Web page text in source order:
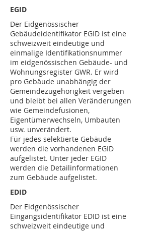
EGID
Der Eidgenössischer
Gebäudeidentifikator EGID ist eine
schweizweit eindeutige und
einmalige Identifikationsnummer
im eidgenössischen Gebäude- und
Wohnungsregister GWR. Er wird
pro Gebäude unabhängig der
Gemeindezugehörigkeit vergeben
und bleibt bei allen Veränderungen
wie Gemeindefusionen,
Eigentümerwechseln, Umbauten
usw. unverändert.
Für jedes selektierte Gebäude
werden die vorhandenen EGID
aufgelistet. Unter jeder EGID
werden die Detailinformationen
zum Gebäude aufgelistet.
EDID
Der Eidgenössischer
Eingangsidentifikator EDID ist eine
schweizweit eindeutige und